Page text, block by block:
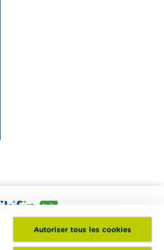
Autoriser tous les cookies
interactif et digital dans lequel
du secondaire expérimentent